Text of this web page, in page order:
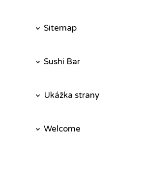
Sitemap
Sushi Bar
Ukážka strany
Welcome